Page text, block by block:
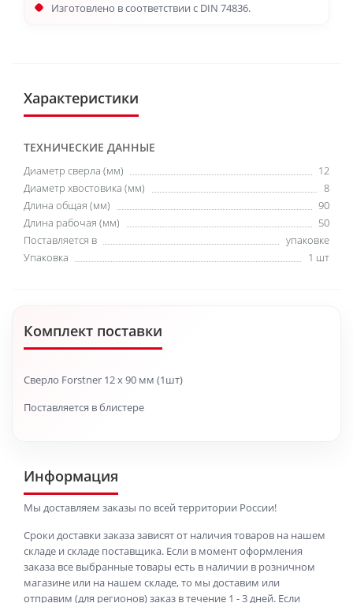
Изготовлено в соответствии с DIN 74836.
Характеристики
ТЕХНИЧЕСКИЕ ДАННЫЕ
Диаметр сверла (мм)
12
Диаметр хвостовика (мм)
8
Длина общая (мм)
90
Длина рабочая (мм)
50
Поставляется в
упаковке
Упаковка
1 шт
Комплект поставки
Сверло Forstner 12 x 90 мм (1шт)
Поставляется в блистере
Информация
Мы доставляем заказы по всей территории России!
Сроки доставки заказа зависят от наличия товаров на нашем
складе и складе поставщика. Если в момент оформления
заказа все выбранные товары есть в наличии в розничном
магазине или на нашем складе, то мы доставим или
отправим (для регионов) заказ в течение 1 - 3 дней. Если